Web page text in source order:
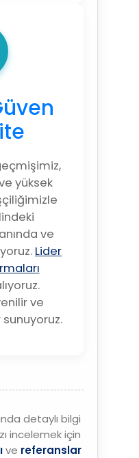
yüksek
ve
Lider
ve
detaylı bilgi
incelemek için
ve referanslar